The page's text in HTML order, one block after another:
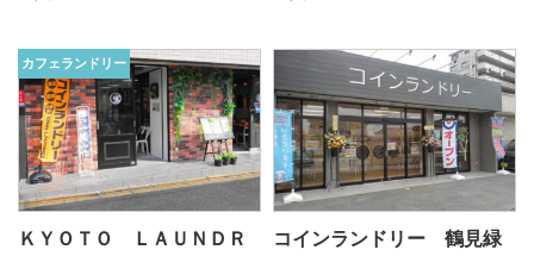
カフェランドリー
ＫＹＯＴＯ ＬＡＵＮＤＲ
コインランドリー 鶴見緑